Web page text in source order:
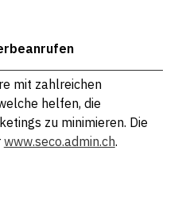
mit zahlreichen
helfen, die
zu minimieren. Die
www.seco.admin.ch.